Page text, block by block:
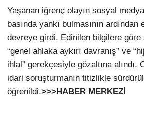
Yaşanan iğrenç olayın sosyal
basında yankı bulmasının
devreye girdi. Edinilen bilgilere
“genel ahlaka aykırı davranış” ve
ihlal” gerekçesiyle gözaltına
idari soruşturmanın titizlikle
öğrenildi.>>>HABER MERKEZİ